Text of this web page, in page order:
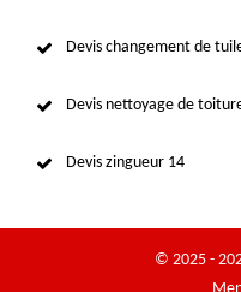
Devis changement de
Devis nettoyage de
Devis zingueur 14
© 2025 -